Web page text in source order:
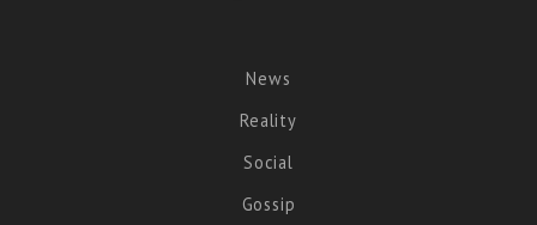
News
Reality
Social
Gossip